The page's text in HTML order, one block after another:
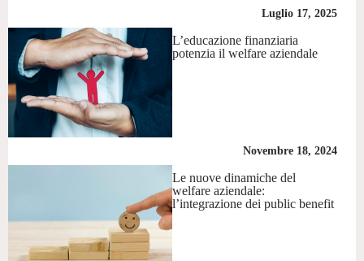
Luglio 17, 2025
L’educazione finanziaria
potenzia il welfare aziendale
Novembre 18, 2024
Le nuove dinamiche del
welfare aziendale:
l’integrazione dei public benefit